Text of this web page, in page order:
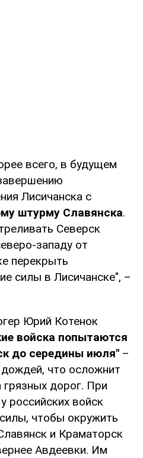
всего, в будущем
Лисичанска с
штурму Славянска.
Северск
западу от
перекрыть
силы в Лисичанске", –
Юрий Котенок
войска попытаются
до середины июля" –
что осложнит
грязных дорог. При
российских войск
чтобы окружить
и Краматорск
Авдеевки. Им